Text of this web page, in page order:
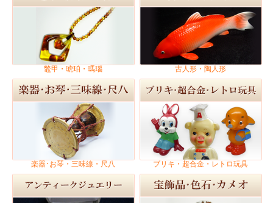
鼈甲・琥珀・瑪瑙 古人形・陶人形
楽器･お琴・三味線・尺八 ブリキ・超合金・レトロ玩具